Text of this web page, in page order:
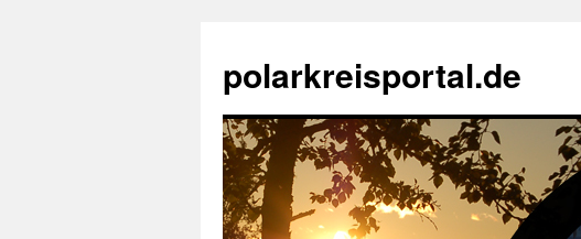
springen
polarkreisportal.de